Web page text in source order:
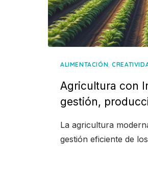
ALIMENTACIÓN,
Agricultura con
gestión,
La agricultura
gestión eficiente de